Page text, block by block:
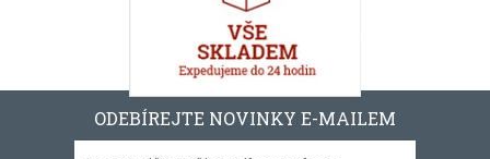
ODEBÍREJTE NOVINKY E-MAILEM